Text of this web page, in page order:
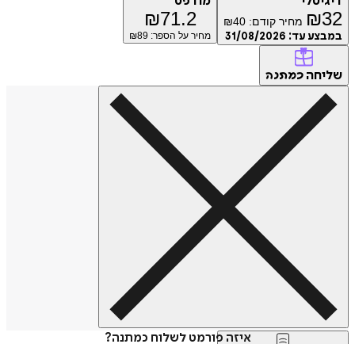
₪32 מחיר קודם: ₪40
במבצע עד: 31/08/2026
₪71.2
מחיר על הספר: ₪ 89
שליחה כמתנה
איזה פורמט לשלוח כמתנה?